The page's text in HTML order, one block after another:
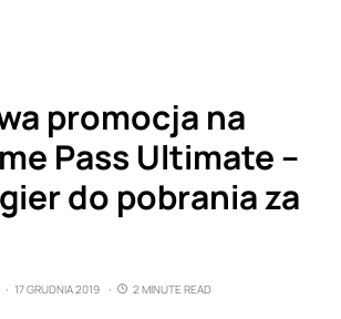
promocja na
Pass Ultimate –
do pobrania za
17 GRUDNIA 2019 2 MINUTE READ